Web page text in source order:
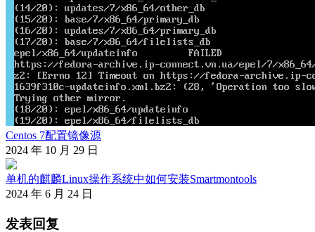
Centos 7配置镜像源
2024 年 10 月 29 日
单机的麒麟Linux操作系统中如何安装Smartmontools
2024 年 6 月 24 日
发表回复